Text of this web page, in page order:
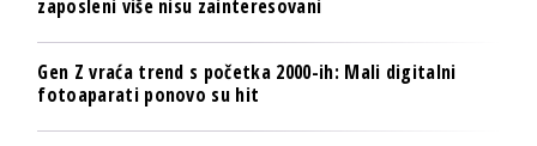
zaposleni više nisu zainteresovani
Gen Z vraća trend s početka 2000-ih: Mali digitalni
fotoaparati ponovo su hit